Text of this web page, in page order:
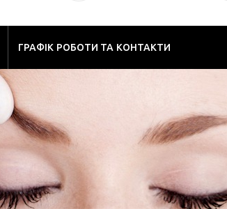
ГРАФІК РОБОТИ ТА КОНТАКТИ